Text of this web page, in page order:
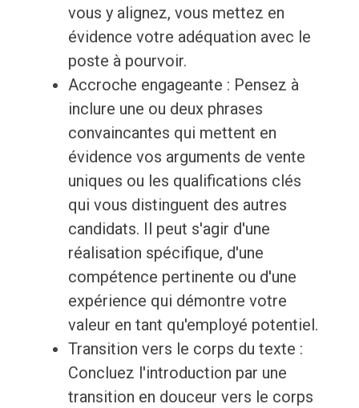
vous y alignez, vous mettez en
évidence votre adéquation avec le
poste à pourvoir.
Accroche engageante : Pensez à
inclure une ou deux phrases
convaincantes qui mettent en
évidence vos arguments de vente
uniques ou les qualifications clés
qui vous distinguent des autres
candidats. Il peut s'agir d'une
réalisation spécifique, d'une
compétence pertinente ou d'une
expérience qui démontre votre
valeur en tant qu'employé potentiel.
Transition vers le corps du texte :
Concluez l'introduction par une
transition en douceur vers le corps